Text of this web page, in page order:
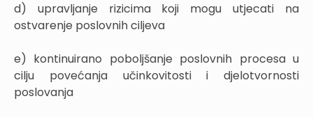
d) upravljanje rizicima koji mogu utjecati na
ostvarenje poslovnih ciljeva
e) kontinuirano poboljšanje poslovnih procesa u
cilju povećanja učinkovitosti i djelotvornosti
poslovanja